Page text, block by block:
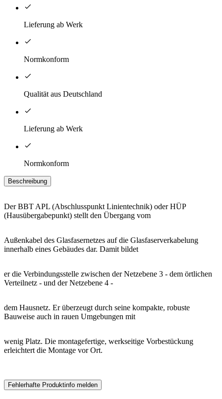
Lieferung ab Werk
Normkonform
Qualität aus Deutschland
Lieferung ab Werk
Normkonform
Beschreibung
Der BBT APL (Abschlusspunkt Linientechnik) oder HÜP
(Hausübergabepunkt) stellt den Übergang vom
Außenkabel des Glasfasernetzes auf die Glasfaserverkabelung
innerhalb eines Gebäudes dar. Damit bildet
er die Verbindungsstelle zwischen der Netzebene 3 - dem örtlichen
Verteilnetz - und der Netzebene 4 -
dem Hausnetz. Er überzeugt durch seine kompakte, robuste
Bauweise auch in rauen Umgebungen mit
wenig Platz. Die montagefertige, werkseitige Vorbestückung
erleichtert die Montage vor Ort.
Fehlerhafte Produktinfo melden